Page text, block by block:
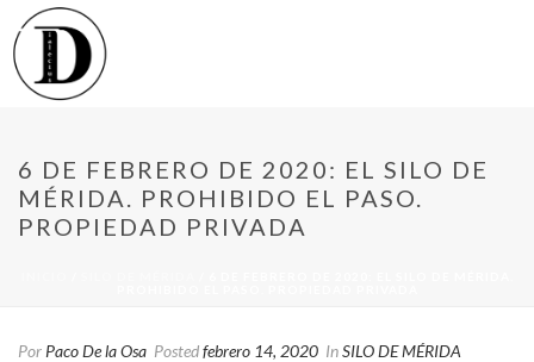
6 DE FEBRERO DE 2020: EL SILO DE
MÉRIDA. PROHIBIDO EL PASO.
PROPIEDAD PRIVADA
Por Paco De la Osa Postedfebrero 14, 2020 InSILO DE MÉRIDA